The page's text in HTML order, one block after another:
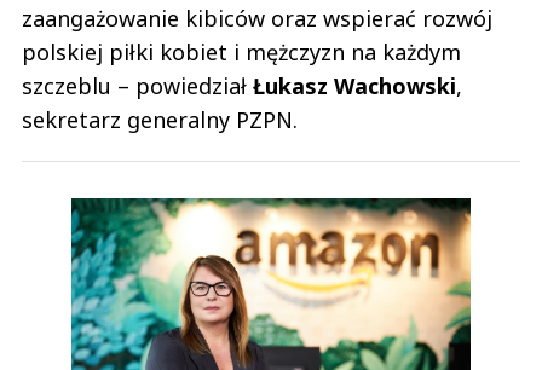
zaangażowanie kibiców oraz wspierać rozwój
polskiej piłki kobiet i mężczyzn na każdym
szczeblu – powiedział Łukasz Wachowski,
sekretarz generalny PZPN.